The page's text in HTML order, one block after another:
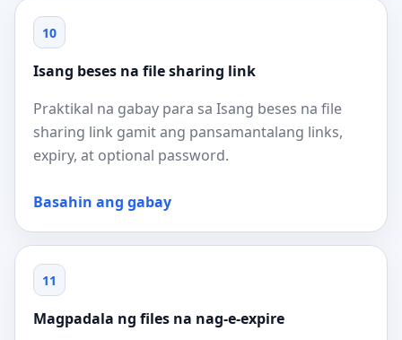
10
Isang beses na file sharing link
Praktikal na gabay para sa Isang beses na file
sharing link gamit ang pansamantalang links,
expiry, at optional password.
Basahin ang gabay
11
Magpadala ng files na nag-e-expire